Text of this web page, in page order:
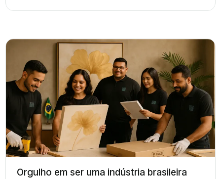
Orgulho em ser uma indústria brasileira